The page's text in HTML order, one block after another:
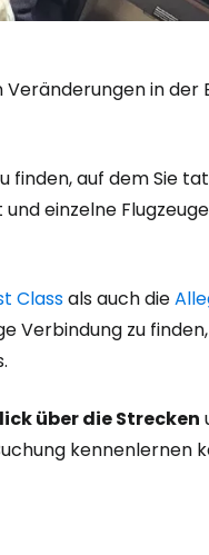
in der
finden, auf dem Sie
einzelne
Classals auch die
Verbindung zu
über die Strecken
kennenlernen